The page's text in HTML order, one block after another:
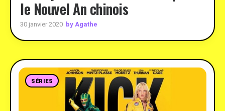
le Nouvel An chinois
30 janvier 2020 by Agathe
SÉRIES